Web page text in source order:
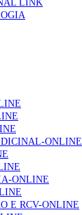
LINK
ONLINE
ONLINE
E RCV-ONLINE